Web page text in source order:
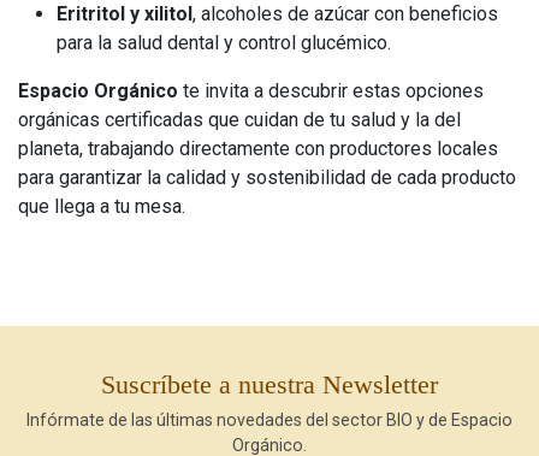
Eritritol y xilitol, alcoholes de azúcar con beneficios
para la salud dental y control glucémico.
Espacio Orgánico te invita a descubrir estas opciones
orgánicas certificadas que cuidan de tu salud y la del
planeta, trabajando directamente con productores locales
para garantizar la calidad y sostenibilidad de cada producto
que llega a tu mesa.
Suscríbete a nuestra Newsletter
Infórmate de las últimas novedades del sector BIO y de Espacio
Orgánico.